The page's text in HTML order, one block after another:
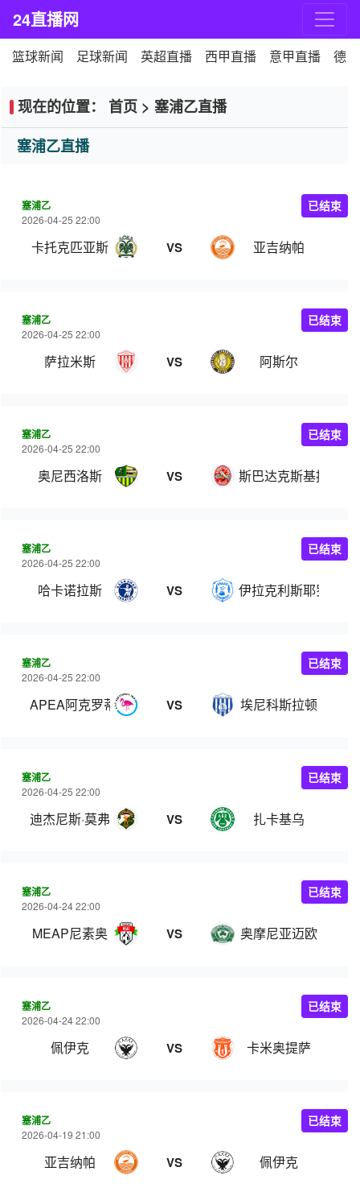
24直播网
篮球新闻 足球新闻 英超直播 西甲直播 意甲直播 德
现在的位置： 首页 > 塞浦乙直播
塞浦乙直播
塞浦乙
2026-04-25 22:00
卡托克匹亚斯 VS 亚吉纳帕
已结束
塞浦乙
2026-04-25 22:00
萨拉米斯 VS 阿斯尔
已结束
塞浦乙
2026-04-25 22:00
奥尼西洛斯 VS 斯巴达克斯基提
已结束
塞浦乙
2026-04-25 22:00
哈卡诺拉斯 VS 伊拉克利斯耶罗拉
已结束
塞浦乙
2026-04-25 22:00
APEA阿克罗蒂里奥 VS 埃尼科斯拉顿
已结束
塞浦乙
2026-04-25 22:00
迪杰尼斯·莫弗 VS 扎卡基乌
已结束
塞浦乙
2026-04-24 22:00
MEAP尼素奥 VS 奥摩尼亚迈欧
已结束
塞浦乙
2026-04-24 22:00
佩伊克 VS 卡米奥提萨
已结束
塞浦乙
2026-04-19 21:00
亚吉纳帕 VS 佩伊克
已结束